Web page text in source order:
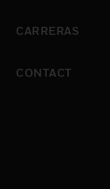
CARRERAS
CONTACT